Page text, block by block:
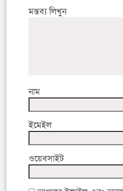
মন্তব্য লিখুন
নাম
ইমেইল
ওয়েবসাইট